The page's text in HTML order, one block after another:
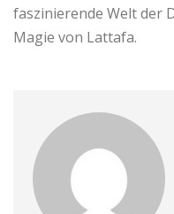
faszinierende Welt der
Magie von Lattafa.